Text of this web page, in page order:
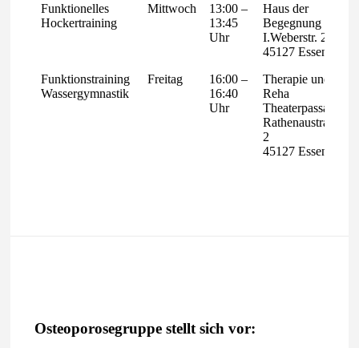
Funktionelles
Hockertraining
Mittwoch
13:00 –
13:45
Uhr
Haus der
Begegnung
I.Weberstr. 28,
45127 Essen
Funktionstraining
Wassergymnastik
Freitag
16:00 –
16:40
Uhr
Therapie und
Reha
Theaterpassage
Rathenaustraße
2
45127 Essen
Osteoporosegruppe stellt sich vor: